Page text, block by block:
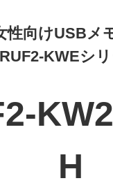
性向けUSBメ
RUF2-KWEシ
H